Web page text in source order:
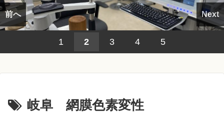
前へ Next
1 2 3 4 5
岐阜 網膜色素変性